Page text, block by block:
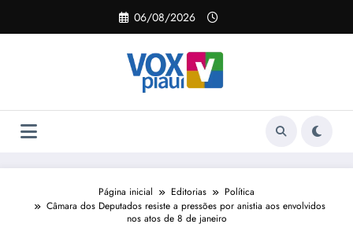
o
06/08/2026
Página inicial Editorias
Política
Câmara dos Deputados resiste a pressões por anistia aos envolvidos
nos atos de 8 de janeiro